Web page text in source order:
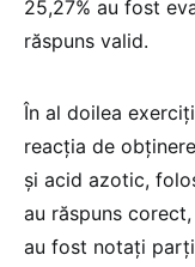
25,27% au fost
răspuns valid.
În al doilea
reacția de
și acid azotic,
au răspuns
au fost notați